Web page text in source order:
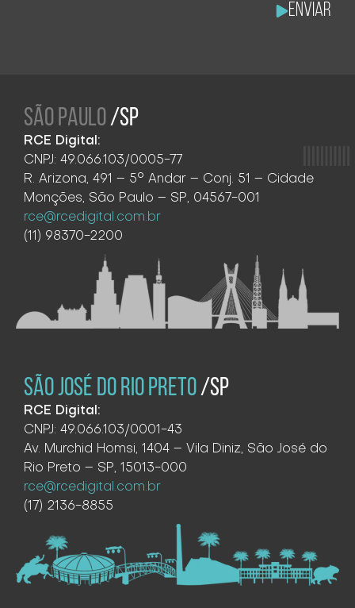
Enviar
SÃO PAULO/SP
RCE Digital:
CNPJ: 49.066.103/0005-77
R. Arizona, 491 – 5° Andar – Conj. 51 – Cidade
Monções, São Paulo – SP, 04567-001
rce@rcedigital.com.br
(11) 98370-2200
SÃO JOSÉ DO RIO PRETO/SP
RCE Digital:
CNPJ: 49.066.103/0001-43
Av. Murchid Homsi, 1404 – Vila Diniz, São José do
Rio Preto – SP, 15013-000
rce@rcedigital.com.br
(17) 2136-8855